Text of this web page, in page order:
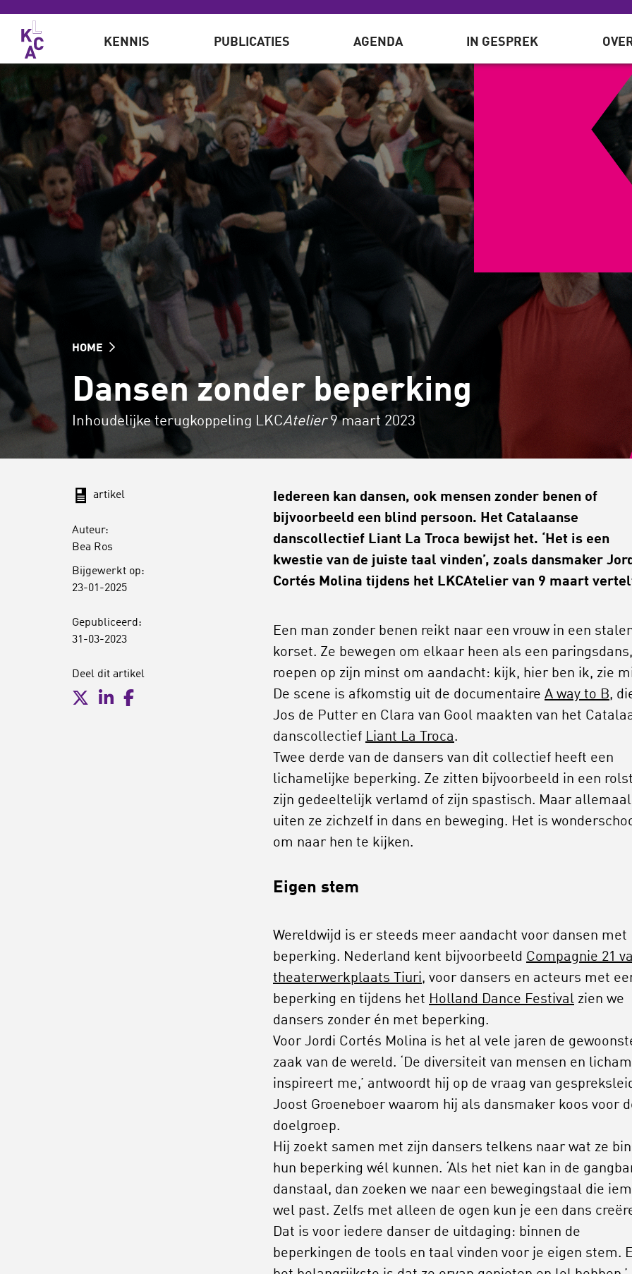
Overslaan en naar de inhoud gaan
KENNIS PUBLICATIES AGENDA IN GESPREK
HOME
Dansen zonder beperking
Inhoudelijke terugkoppeling LKCAtelier9 maart 2023
artikel
Auteur:
Bea Ros
Bijgewerkt op:
23-01-2025
Gepubliceerd:
31-03-2023
Deel dit artikel
Iedereen kan dansen, ook mensen zonder benen of
bijvoorbeeld een blind persoon. Het Catalaanse
danscollectief Liant La Troca bewijst het. ‘Het is een
kwestie van de juiste taal vinden’, zoals dansmaker
Cortés Molina tijdens het LKCAtelier van 9 maart
Een man zonder benen reikt naar een vrouw in een
korset. Ze bewegen om elkaar heen als een
roepen op zijn minst om aandacht: kijk, hier ben ik, zie
De scene is afkomstig uit de documentaire A way to B,
Jos de Putter en Clara van Gool maakten van het
danscollectief Liant La Troca.
Twee derde van de dansers van dit collectief heeft een
lichamelijke beperking. Ze zitten bijvoorbeeld in een
zijn gedeeltelijk verlamd of zijn spastisch. Maar allemaal
uiten ze zichzelf in dans en beweging. Het is
om naar hen te kijken.
Eigen stem
Wereldwijd is er steeds meer aandacht voor dansen met
beperking. Nederland kent bijvoorbeeld Compagnie 21
theaterwerkplaats Tiuri, voor dansers en acteurs met
beperking en tijdens het Holland Dance Festival zien we
dansers zonder én met beperking.
Voor Jordi Cortés Molina is het al vele jaren de
zaak van de wereld. ‘De diversiteit van mensen en
inspireert me,’ antwoordt hij op de vraag van
Joost Groeneboer waarom hij als dansmaker koos voor
doelgroep.
Hij zoekt samen met zijn dansers telkens naar wat ze
hun beperking wél kunnen. ‘Als het niet kan in de
danstaal, dan zoeken we naar een bewegingstaal die
wel past. Zelfs met alleen de ogen kun je een dans
Dat is voor iedere danser de uitdaging: binnen de
beperkingen de tools en taal vinden voor je eigen stem.